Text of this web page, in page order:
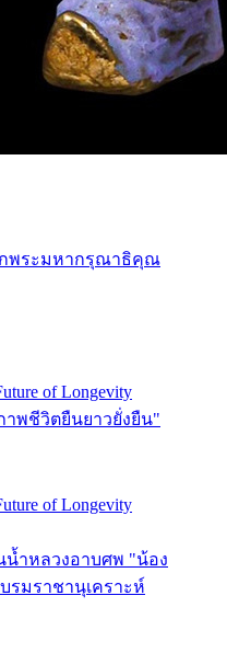
พระมหากรุณาธิคุณ
of Longevity
พชีวิตยืนยาวยั่งยืน"
of Longevity
น้ำหลวงอาบศพ "น้อง
รมราชานุเคราะห์